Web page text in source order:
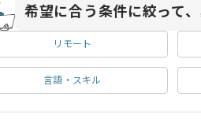
希望に合う条件に絞って
リモート
言語・スキル